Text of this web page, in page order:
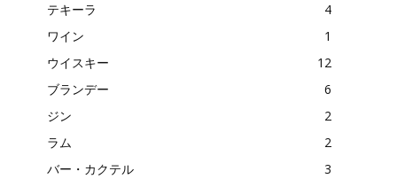
テキーラ
4
ワイン
1
ウイスキー
12
ブランデー
6
ジン
2
ラム
2
バー・カクテル
3